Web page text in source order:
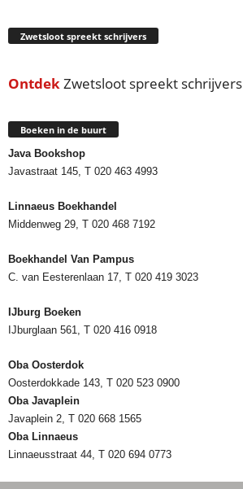
Zwetsloot spreekt schrijvers
OntdekZwetsloot spreekt schrijvers
Boeken in de buurt
Java Bookshop
Javastraat 145, T 020 463 4993
Linnaeus Boekhandel
Middenweg 29, T 020 468 7192
Boekhandel Van Pampus
C. van Eesterenlaan 17, T 020 419 3023
IJburg Boeken
IJburglaan 561, T 020 416 0918
Oba Oosterdok
Oosterdokkade 143, T 020 523 0900
Oba Javaplein
Javaplein 2, T 020 668 1565
Oba Linnaeus
Linnaeusstraat 44, T 020 694 0773